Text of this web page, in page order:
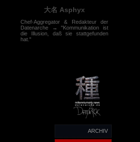
大名 Asphyx
Chef-Aggregator & Redakteur der
Datenarche → "Kommunikation ist
die Illusion, daß sie stattgefunden
hat."
ARCHIV